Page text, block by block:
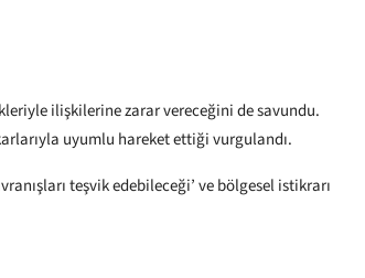
ilişkilerine zarar vereceğini de savundu.
uyumlu hareket ettiği vurgulandı.
teşvik edebileceği’ ve bölgesel istikrarı